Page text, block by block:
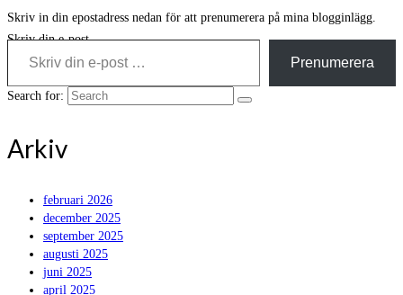
Skriv in din epostadress nedan för att prenumerera på mina blogginlägg.
Skriv din e-post …
Prenumerera
Search for:
Arkiv
februari 2026
december 2025
september 2025
augusti 2025
juni 2025
april 2025